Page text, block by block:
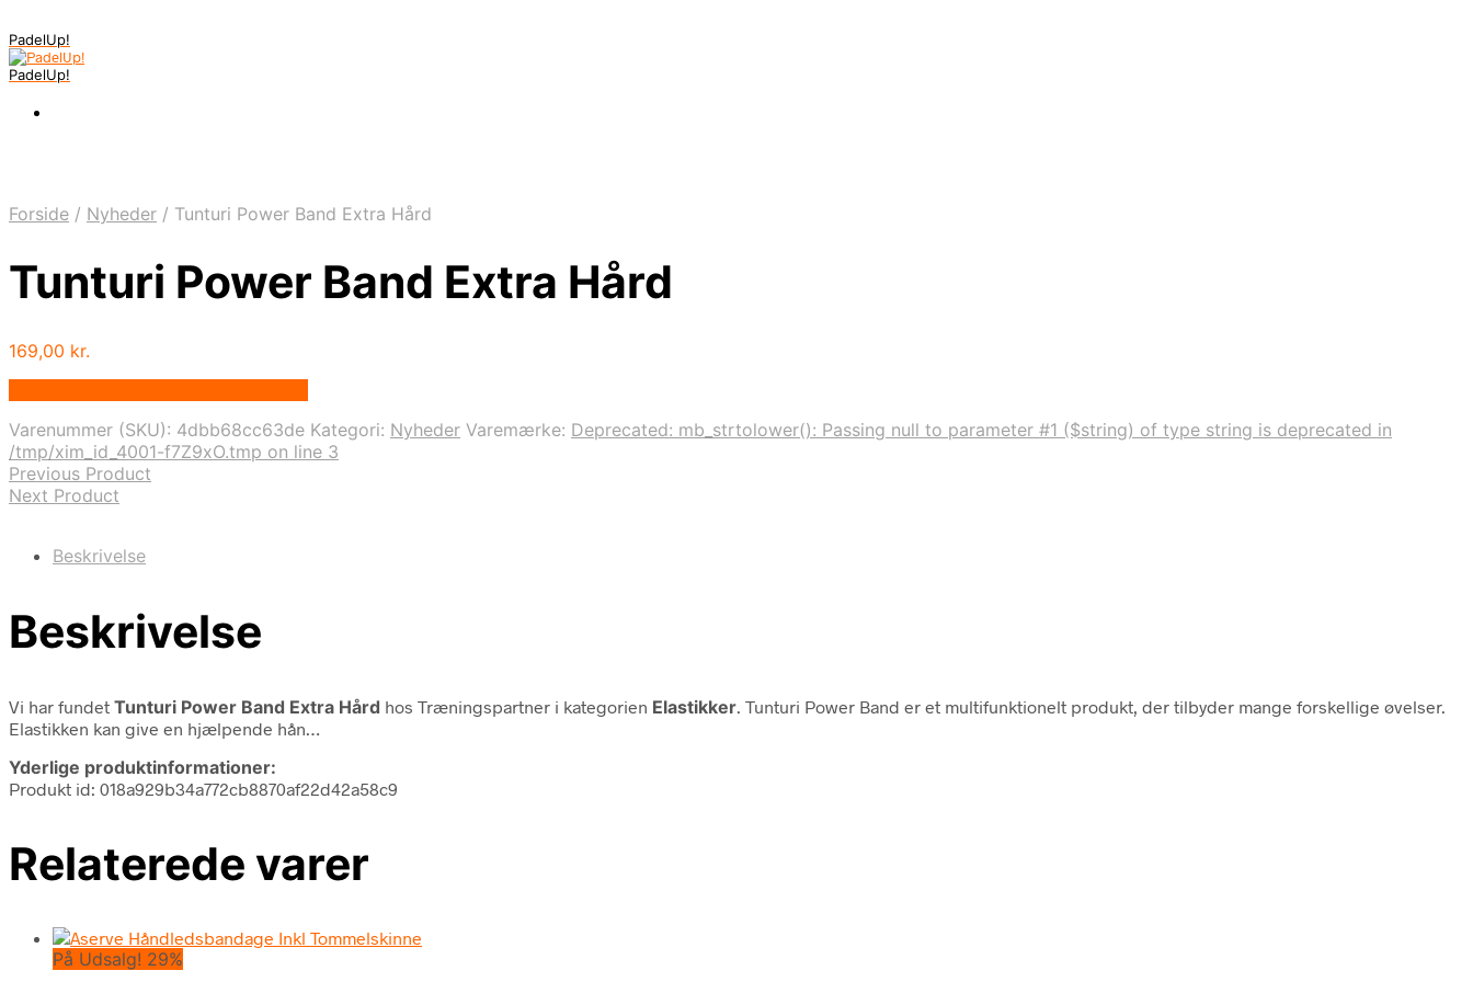
PadelUp!
PadelUp!
Forside / Nyheder / Tunturi Power Band Extra Hård
Tunturi Power Band Extra Hård
169,00 kr.
Varenummer (SKU): 4dbb68cc63de Kategori: Nyheder Varemærke: Deprecated: mb_strtolower(): Passing null to parameter #1 ($string) of type string is deprecated in
/tmp/xim_id_4001-f7Z9xO.tmp on line 3
Previous Product
Next Product
Beskrivelse
Beskrivelse
Vi har fundet Tunturi Power Band Extra Hård hos Træningspartner i kategorien Elastikker . Tunturi Power Band er et multifunktionelt produkt, der tilbyder mange forskellige øvelser.
Elastikken kan give en hjælpende hån…
Yderlige produktinformationer:
Produkt id: 018a929b34a772cb8870af22d42a58c9
Relaterede varer
På Udsalg! 29%